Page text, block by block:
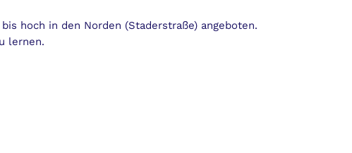
hoch in den Norden (Staderstraße) angeboten.
lernen.